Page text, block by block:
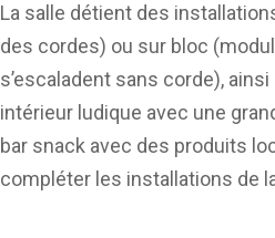
La salle détient des
des cordes) ou sur bloc
s’escaladent sans corde),
intérieur ludique avec une
bar snack avec des produits
compléter les installations de